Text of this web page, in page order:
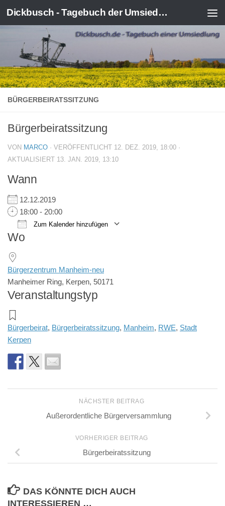
Zum Inhalt springen Dickbusch - Tagebuch der Umsiedlung von Kerpen-Manheim
BÜRGERBEIRATSSITZUNG
Bürgerbeiratssitzung
VON MARCO · VERÖFFENTLICHT 12. DEZ. 2019, 18:00 ·
AKTUALISIERT 13. JAN. 2019, 13:10
Wann
12.12.2019
18:00 - 20:00
Zum Kalender hinzufügen
Wo
Bürgerzentrum Manheim-neu
Manheimer Ring, Kerpen, 50171
Veranstaltungstyp
Bürgerbeirat, Bürgerbeiratssitzung, Manheim, RWE, Stadt
Kerpen
NÄCHSTER BEITRAG
Außerordentliche Bürgerversammlung
VORHERIGER BEITRAG
Bürgerbeiratssitzung
DAS KÖNNTE DICH AUCH
INTERESSIEREN …